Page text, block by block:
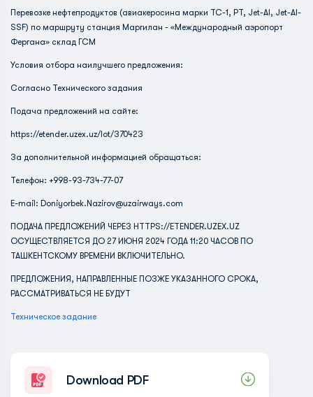
Перевозке нефтепродуктов (авиакеросина марки ТС-1, РТ, Jet-Al, Jet-Al-
SSF) по маршруту станция Маргилан - «Международный аэропорт
Фергана» склад ГСМ
Условия отбора наилучшего предложения:
Согласно Технического задания
Подача предложений на сайте:
https://etender.uzex.uz/lot/370423
За дополнительной информацией обращаться:
Телефон: +998-93-734-77-07
E-mail: Doniyorbek.Nazirov@uzairways.com
ПОДАЧА ПРЕДЛОЖЕНИЙ ЧЕРЕЗ HTTPS://ETENDER.UZEX.UZ
ОСУЩЕСТВЛЯЕТСЯ ДО 27 ИЮНЯ 2024 ГОДА 11:20 ЧАСОВ ПО
ТАШКЕНТСКОМУ ВРЕМЕНИ ВКЛЮЧИТЕЛЬНО.
ПРЕДЛОЖЕНИЯ, НАПРАВЛЕННЫЕ ПОЗЖЕ УКАЗАННОГО СРОКА,
РАССМАТРИВАТЬСЯ НЕ БУДУТ
Техническое задание
Download PDF